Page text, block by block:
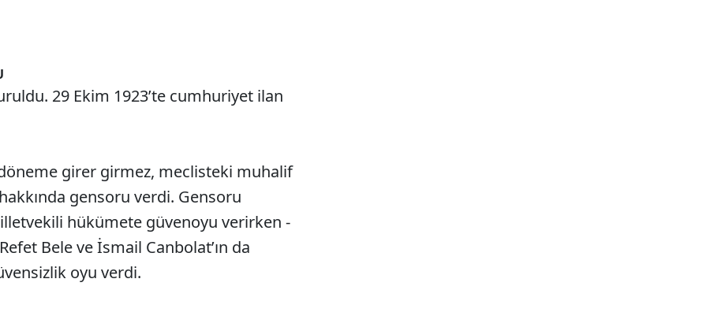
29 Ekim 1923’te cumhuriyet ilan
döneme girer girmez, meclisteki muhalif
gensoru verdi. Gensoru
hükümete güvenoyu verirken -
Bele ve İsmail Canbolat’ın da
oyu verdi.